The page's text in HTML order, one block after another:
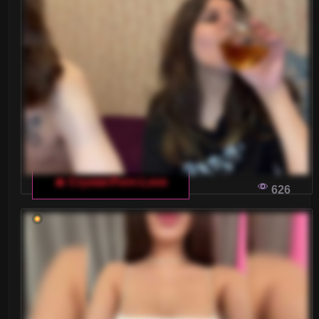
ETYCZNE ZACHOWANIA W CZATACH DLA
DOROSŁYCH: JAK POSTĘPOWAĆ NA
WŁOSKIEJ WITRYNIE
Internetowe czaty dla dorosłych mogą być
fascynującą rozrywką, ale warto pamiętać o kilku
podstawowych zasadach, które pozwolą
zachować kulturalną i przyjazną atmosferę dla
wszystkich użytkowników. Oto jak postępować
na włoskim czacie dla dorosłych, aby uniknąć
nieprzyjemnych sytuacji.
JAK ZNALEŹĆ KOBIETĘ, KTÓRA JEST
GOTOWA NA SPOTKANIE W
RZECZYWISTOŚCI?
Znalezienie idealnej partnerki do spotkań w
🔥 Crystal-Porn-Love
626